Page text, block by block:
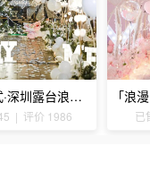
「心动仪式·深圳露台浪漫求婚」
| 评价 1986 已